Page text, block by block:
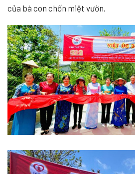
của bà con chốn miệt vườn.